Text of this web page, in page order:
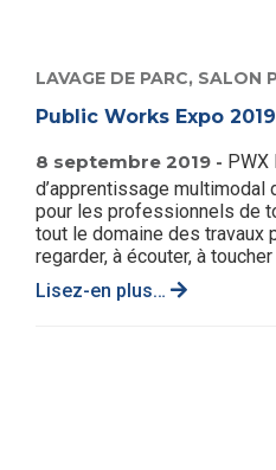
LAVAGE DE PARC, SALON
Public Works Expo 2019
8 septembre 2019 - PWX
d’apprentissage
pour les professionnels de
tout le domaine des travaux
regarder, à écouter, à
Lisez-en plus…